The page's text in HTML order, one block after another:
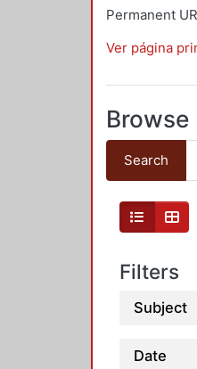
Permanent
Ver página
Browse
Search
Filters
Subject
Date